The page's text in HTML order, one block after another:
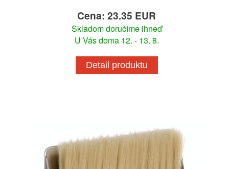
Cena: 23.35 EUR
Skladom doručíme ihneď
U Vás doma 12. - 13. 8.
Detail produktu